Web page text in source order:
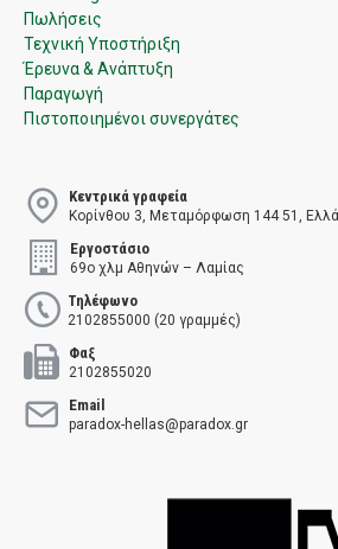
Πωλήσεις
Τεχνική Υποστήριξη
Έρευνα & Ανάπτυξη
Παραγωγή
Πιστοποιημένοι συνεργάτες
Κεντρικά γραφεία
Κορίνθου 3, Μεταμόρφωση 144 51,
Εργοστάσιο
69ο χλμ Αθηνών – Λαμίας
Τηλέφωνο
2102855000 (20 γραμμές)
Φαξ
2102855020
Email
paradox-hellas@paradox.gr